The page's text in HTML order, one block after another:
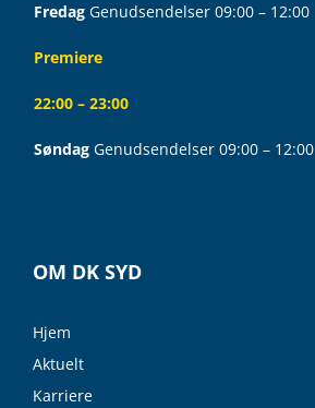
Fredag Genudsendelser 09:00 – 12:00
Premiere
22:00 – 23:00
Søndag Genudsendelser 09:00 – 12:00
OM DK SYD
Hjem
Aktuelt
Karriere